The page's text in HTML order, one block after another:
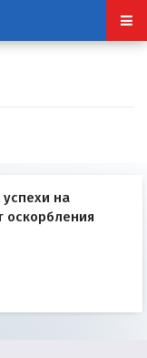
на
оскорбления